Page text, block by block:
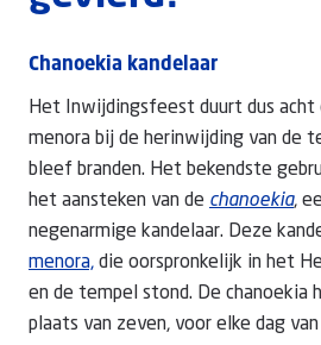
Chanoekia kandelaar
Het Inwijdingsfeest duurt dus acht
menora bij de herinwijding van de
bleef branden. Het bekendste
het aansteken van de chanoekia,
negenarmige kandelaar. Deze
menora, die oorspronkelijk in het
en de tempel stond. De chanoekia
plaats van zeven, voor elke dag van